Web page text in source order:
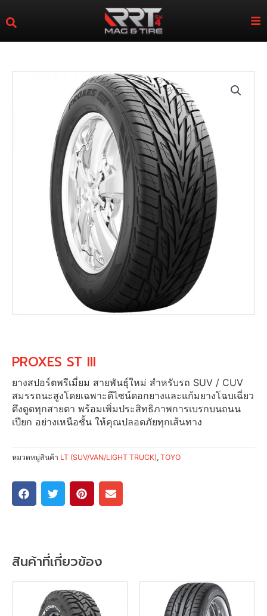
PROXES ST III
ยางสปอร์ตพรีเมี่ยม สายพันธุ์ใหม่ สำหรับรถ SUV / CUV
สมรรถนะสูงโดยเฉพาะดีไซน์ดอกยางและแก้มยางโฉบเฉี่ยว
ดึงดูดทุกสายตา พร้อมเพิ่มประสิทธิภาพการเบรกบนถนน
เปียก อย่างเหนือชั้น ให้คุณปลอดภัยทุกเส้นทาง
หมวดหมู่สินค้า LT (SUV/VAN/LIGHT TRUCK), TOYO
สินค้าที่เกี่ยวข้อง